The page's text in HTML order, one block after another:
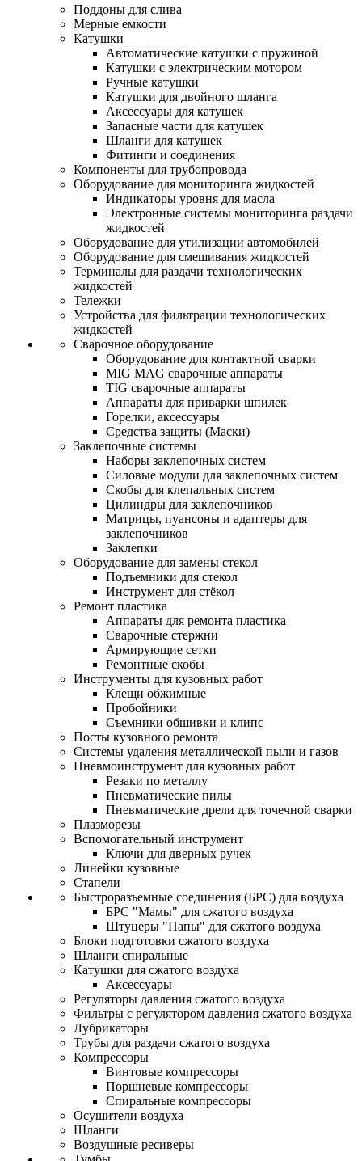
Поддоны для слива
Мерные емкости
Катушки
Автоматические катушки с пружиной
Катушки с электрическим мотором
Ручные катушки
Катушки для двойного шланга
Аксессуары для катушек
Запасные части для катушек
Шланги для катушек
Фитинги и соединения
Компоненты для трубопровода
Оборудование для мониторинга жидкостей
Индикаторы уровня для масла
Электронные системы мониторинга раздачи
жидкостей
Оборудование для утилизации автомобилей
Оборудование для смешивания жидкостей
Терминалы для раздачи технологических
жидкостей
Тележки
Устройства для фильтрации технологических
жидкостей
Сварочное оборудование
Оборудование для контактной сварки
MIG MAG сварочные аппараты
TIG сварочные аппараты
Аппараты для приварки шпилек
Горелки, аксессуары
Средства защиты (Маски)
Заклепочные системы
Наборы заклепочных систем
Силовые модули для заклепочных систем
Скобы для клепальных систем
Цилиндры для заклепочников
Матрицы, пуансоны и адаптеры для
заклепочников
Заклепки
Оборудование для замены стекол
Подъемники для стекол
Инструмент для стёкол
Ремонт пластика
Аппараты для ремонта пластика
Сварочные стержни
Армирующие сетки
Ремонтные скобы
Инструменты для кузовных работ
Клещи обжимные
Пробойники
Съемники обшивки и клипс
Посты кузовного ремонта
Системы удаления металлической пыли и газов
Пневмоинструмент для кузовных работ
Резаки по металлу
Пневматические пилы
Пневматические дрели для точечной сварки
Плазморезы
Вспомогательный инструмент
Ключи для дверных ручек
Линейки кузовные
Стапели
Быстроразъемные соединения (БРС) для воздуха
БРС "Мамы" для сжатого воздуха
Штуцеры "Папы" для сжатого воздуха
Блоки подготовки сжатого воздуха
Шланги спиральные
Катушки для сжатого воздуха
Аксессуары
Регуляторы давления сжатого воздуха
Фильтры с регулятором давления сжатого воздуха
Лубрикаторы
Трубы для раздачи сжатого воздуха
Компрессоры
Винтовые компрессоры
Поршневые компрессоры
Спиральные компрессоры
Осушители воздуха
Шланги
Воздушные ресиверы